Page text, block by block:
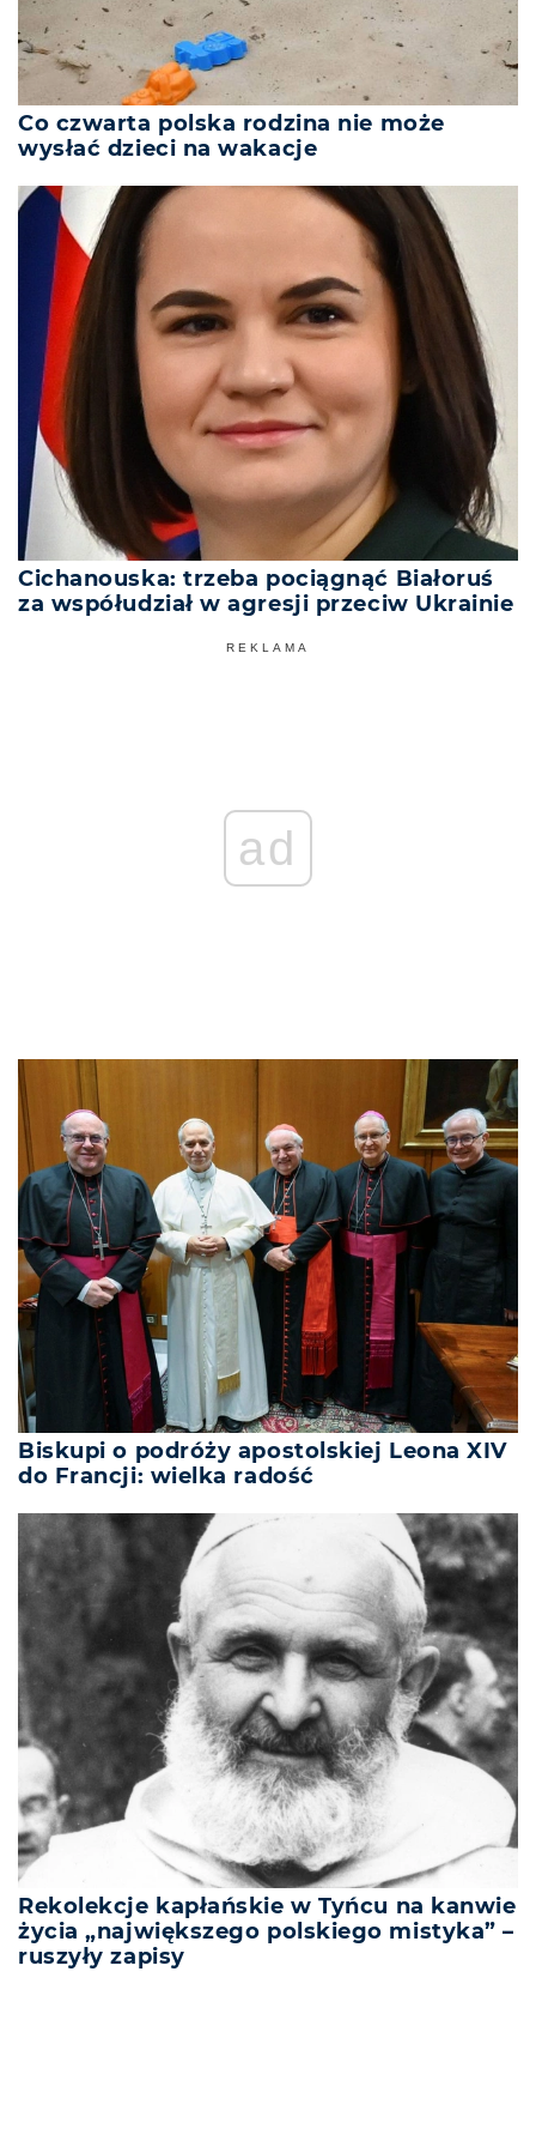
Co czwarta polska rodzina nie może
wysłać dzieci na wakacje
Cichanouska: trzeba pociągnąć Białoruś
za współudział w agresji przeciw Ukrainie
REKLAMA
ad
Biskupi o podróży apostolskiej Leona XIV
do Francji: wielka radość
Rekolekcje kapłańskie w Tyńcu na kanwie
życia „największego polskiego mistyka” –
ruszyły zapisy